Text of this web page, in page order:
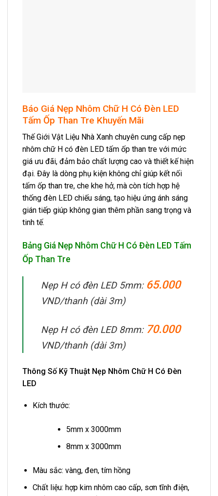
Báo Giá Nẹp Nhôm Chữ H Có Đèn LED
Tấm Ốp Than Tre Khuyến Mãi
Thế Giới Vật Liệu Nhà Xanh chuyên cung cấp nẹp
nhôm chữ H có đèn LED tấm ốp than tre với mức
giá ưu đãi, đảm bảo chất lượng cao và thiết kế hiện
đại. Đây là dòng phụ kiện không chỉ giúp kết nối
tấm ốp than tre, che khe hở, mà còn tích hợp hệ
thống đèn LED chiếu sáng, tạo hiệu ứng ánh sáng
gián tiếp giúp không gian thêm phần sang trọng và
tinh tế.
Bảng Giá Nẹp Nhôm Chữ H Có Đèn LED Tấm
Ốp Than Tre
Nẹp H có đèn LED 5mm: 65.000
VND/thanh (dài 3m)
Nẹp H có đèn LED 8mm: 70.000
VND/thanh (dài 3m)
Thông Số Kỹ Thuật Nẹp Nhôm Chữ H Có Đèn
LED
Kích thước:
5mm x 3000mm
8mm x 3000mm
Màu sắc: vàng, đen, tím hồng
Chất liệu: hợp kim nhôm cao cấp, sơn tĩnh điện,